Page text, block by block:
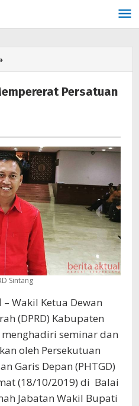
Kebangsaan
Persatuan
Persatuan
Sintang
– Wakil Ketua Dewan
(DPRD) Kabupaten
seminar dan
oleh Persekutuan
Garis Depan (PHTGD)
(18/10/2019) di Balai
Jabatan Wakil Bupati